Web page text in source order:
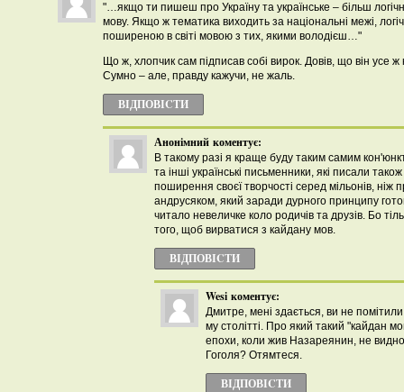
"…якщо ти пишеш про Україну та українське – більш
мову. Якщо ж тематика виходить за національні межі,
поширеною в світі мовою з тих, якими володієш…"
Що ж, хлопчик сам підписав собі вирок. Довів, що він усе
Сумно – але, правду кажучи, не жаль.
ВІДПОВІCТИ
Анонімний коментує:
В такому разі я краще буду таким самим
та інші українські письменники, які писали
поширення своєї творчості серед мільонів, ніж
андрусяком, який заради дурного принципу
читало невеличке коло родичів та друзів. Бо
того, щоб вирватися з кайдану мов.
ВІДПОВІCТИ
Wesi коментує:
Дмитре, мені здається, ви не
му столітті. Про який такий "кайдан
епохи, коли жив Назареянин, не видно
Гоголя? Отямтеся.
ВІДПОВІCТИ